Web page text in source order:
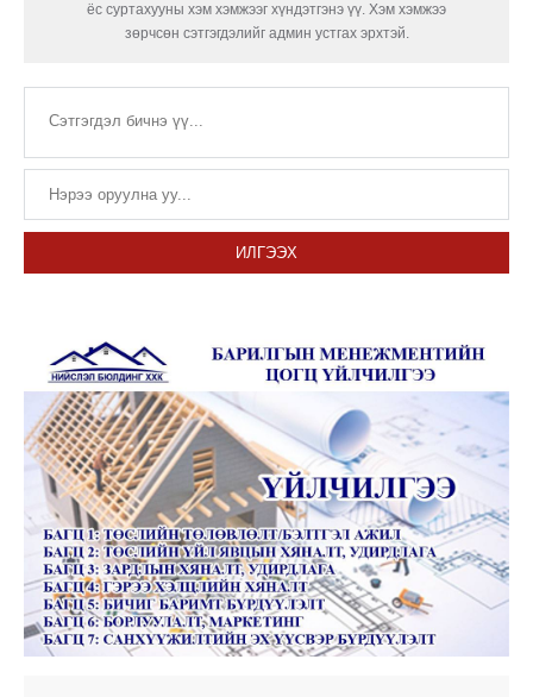
ёс суртахууны хэм хэмжээг хүндэтгэнэ үү. Хэм хэмжээ
зөрчсөн сэтгэгдэлийг админ устгах эрхтэй.
ИЛГЭЭХ